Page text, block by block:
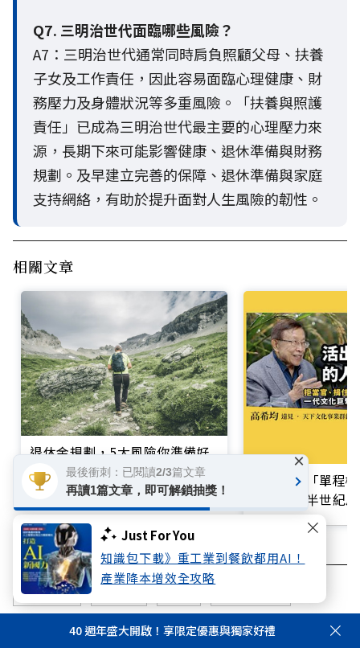
Just For You
知識包下載》重工業到餐飲都用AI！
產業降本增效全攻略
Q7. 三明治世代面臨哪些風險？
A7：三明治世代通常同時肩負照顧父母、扶養
子女及工作責任，因此容易面臨心理健康、財
務壓力及身體狀況等多重風險。「扶養與照護
責任」已成為三明治世代最主要的心理壓力來
源，長期下來可能影響健康、退休準備與財務
規劃。及早建立完善的保障、退休準備與家庭
支持網絡，有助於提升面對人生風險的韌性。
相關文章
退休金規劃，5大風險你準備好
了嗎？理財專家李雪雯：「這階
段」最關鍵
買不起的「單程
響台灣近半世紀
退休準備
孤獨
40 週年盛大開啟！享限定優惠與獨家好禮
最後衝刺：已閱讀2/3篇文章
再讀1篇文章，即可解鎖抽獎！
×